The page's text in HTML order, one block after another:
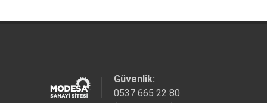
Güvenlik:
0537 665 22 80